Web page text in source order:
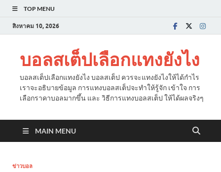
TOP MENU
สิงหาคม 10, 2026
บอลสเต็ปเลือกแทงยังไง
บอลสเต็ปเลือกแทงยังไง บอลสเต็ป ควรจะแทงยังไงให้ได้กำไร
เราจะอธิบายข้อมูล การแทงบอลสเต็ปจะทำให้รู้จัก เข้าใจ การ
เลือกราคาบอลมากขึ้น และ วิธีการแทงบอลสเต็ป ให้ได้ผลจริงๆ
MAIN MENU
ข่าวบอล